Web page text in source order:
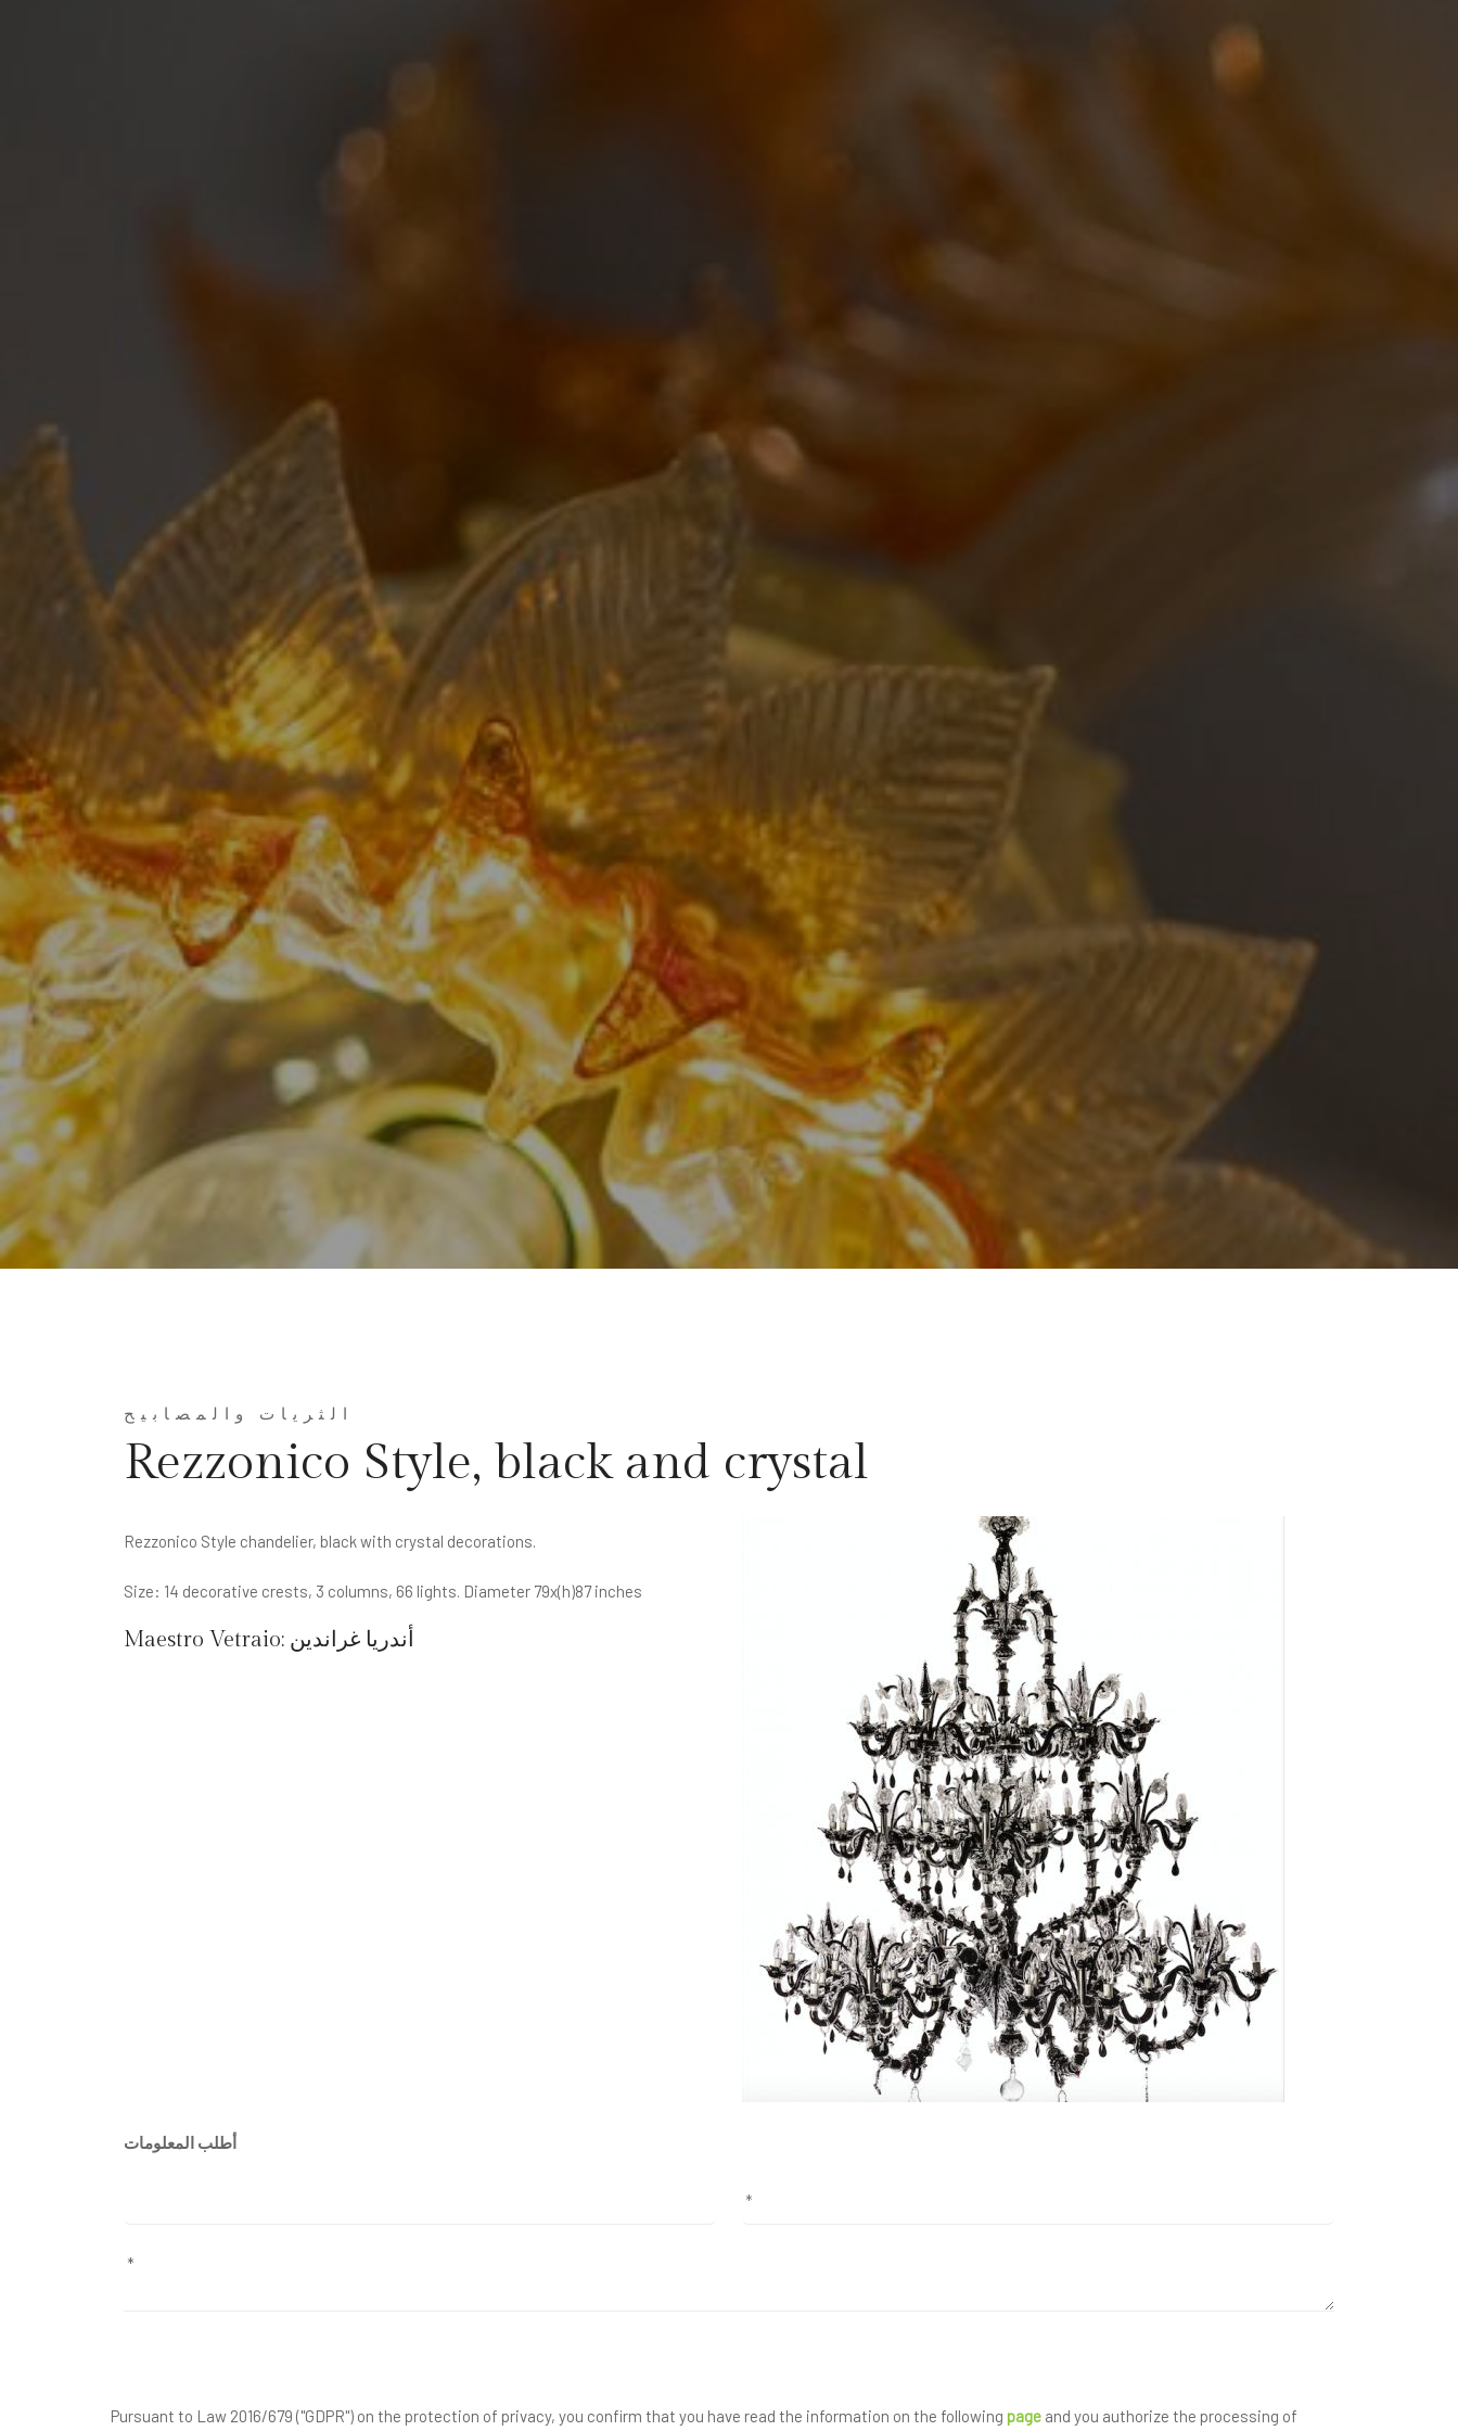
الثريات والمصابيح
Rezzonico Style, black and crystal
Rezzonico Style chandelier, black with crystal decorations.
Size: 14 decorative crests, 3 columns, 66 lights. Diameter 79x(h)87 inches
Maestro Vetraio: أندريا غراندين
أطلب المعلومات
Pursuant to Law 2016/679 ("GDPR") on the protection of privacy, you confirm that you have read the information on the following page and you authorize the processing of